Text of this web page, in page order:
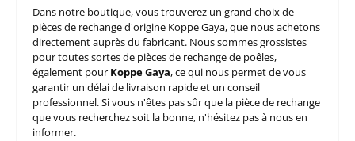
Dans notre boutique, vous trouverez un grand choix de
pièces de rechange d'origine Koppe Gaya, que nous achetons
directement auprès du fabricant. Nous sommes grossistes
pour toutes sortes de pièces de rechange de poêles,
également pour Koppe Gaya, ce qui nous permet de vous
garantir un délai de livraison rapide et un conseil
professionnel. Si vous n'êtes pas sûr que la pièce de rechange
que vous recherchez soit la bonne, n'hésitez pas à nous en
informer.